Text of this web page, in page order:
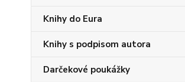
Knihy do Eura
Knihy s podpisom autora
Darčekové poukážky